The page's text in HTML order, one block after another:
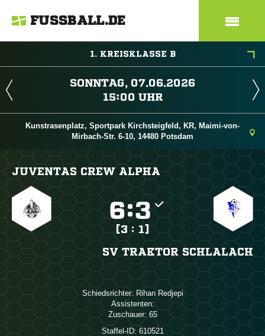
FUSSBALL.DE
1. KREISKLASSE B
 
 
Kunstrasenplatz, Sportpark Kirchsteigfeld, KR, Maimi-von-
Mirbach-Str. 6-10, 14480 Potsdam
JUVENTAS CREW ALPHA
:
[3 : 1]
SV TRAKTOR SCHLALACH
Schiedsrichter:  
Assistenten:
Zuschauer: 65
Staffel-ID: 610521